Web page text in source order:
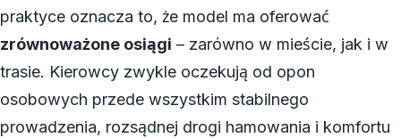
praktyce oznacza to, że model ma oferować
zrównoważone osiągi – zarówno w mieście, jak i w
trasie. Kierowcy zwykle oczekują od opon
osobowych przede wszystkim stabilnego
prowadzenia, rozsądnej drogi hamowania i komfortu